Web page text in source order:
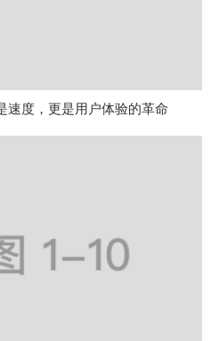
速度，更是用户体验的革命